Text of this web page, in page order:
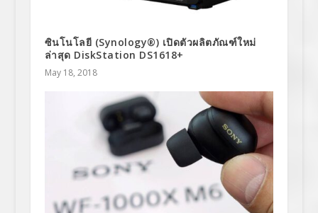
ซินโนโลยี (Synology®) เปิดตัวผลิตภัณฑ์ใหม่
ล่าสุด DiskStation DS1618+
May 18, 2018